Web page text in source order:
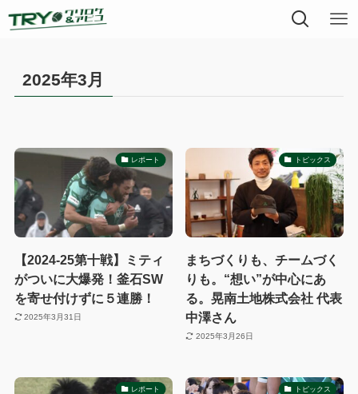
2025年3月
レポート
【2024-25第十戦】ミティ
がついに大爆発！釜石SW
を寄せ付けずに５連勝！
2025年3月31日
トピックス
まちづくりも、チームづく
りも。“想い”が中心にあ
る。晃南土地株式会社 代表
中澤さん
2025年3月26日
レポート トピックス